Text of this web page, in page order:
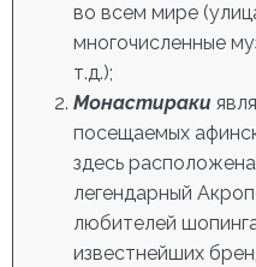
во всем мире
многочисленные
т.д.);
Монастираки
посещаемых
здесь
легендарный
любителей
известнейших